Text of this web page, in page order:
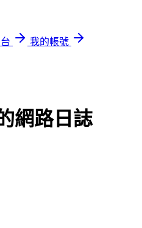
我的帳號
網路日誌